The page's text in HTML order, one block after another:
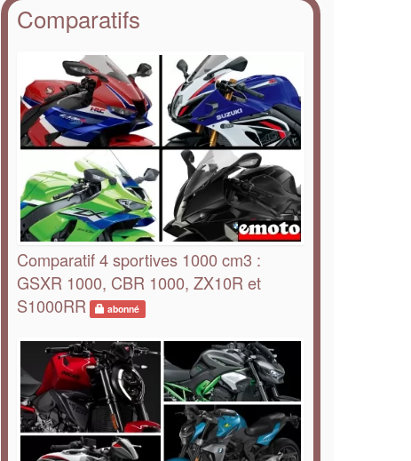
Comparatifs
Comparatif 4 sportives 1000 cm3 :
GSXR 1000, CBR 1000, ZX10R et
S1000RR
abonné